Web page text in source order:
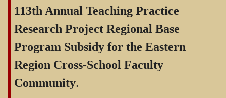
113th Annual Teaching Practice
Research Project Regional Base
Program Subsidy for the Eastern
Region Cross-School Faculty
Community.